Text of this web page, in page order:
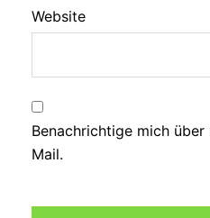
Website
Benachrichtige mich
Mail.